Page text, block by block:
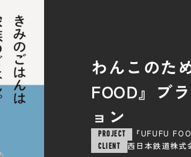
わんこのた
FOOD』ブ
ョン
PROJECT 『UFUFU
CLIENT 西日本鉄道株式